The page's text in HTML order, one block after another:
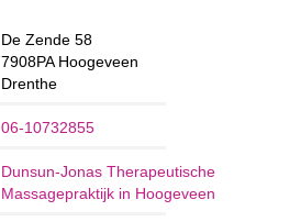
De Zende 58
7908PA Hoogeveen
Drenthe
06-10732855
Dunsun-Jonas Therapeutische
Massagepraktijk in Hoogeveen